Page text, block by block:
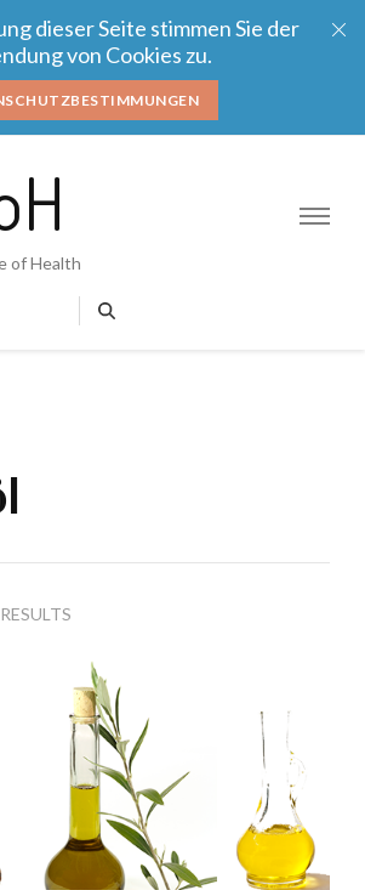
dieser Seite stimmen Sie der
von Cookies zu.
of Health